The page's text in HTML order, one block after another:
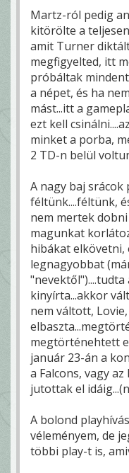
Martz-ról pedig
kitörölte a
amit Turner
megfigyelted, itt
próbáltak
a népet, és ha
mást...itt a
ezt kell
minket a porba,
2 TD-n belül
A nagy baj srácok
féltünk....féltünk,
nem mertek dobni
magunkat
hibákat elkövetni,
legnagyobbat
kinyírta...akkor
nem váltott,
megtörténehtett
január 23-án a
a Falcons, vagy
jutottak el
A bolond
véleményem, de
többi play-t is,